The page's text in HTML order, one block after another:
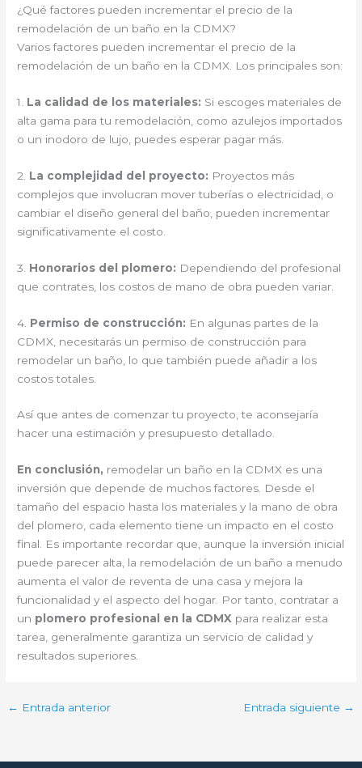
¿Qué factores pueden incrementar el precio de la
remodelación de un baño en la CDMX?
Varios factores pueden incrementar el precio de la
remodelación de un baño en la CDMX. Los principales son:
1. La calidad de los materiales: Si escoges materiales de
alta gama para tu remodelación, como azulejos importados
o un inodoro de lujo, puedes esperar pagar más.
2. La complejidad del proyecto: Proyectos más
complejos que involucran mover tuberías o electricidad, o
cambiar el diseño general del baño, pueden incrementar
significativamente el costo.
3. Honorarios del plomero: Dependiendo del profesional
que contrates, los costos de mano de obra pueden variar.
4. Permiso de construcción: En algunas partes de la
CDMX, necesitarás un permiso de construcción para
remodelar un baño, lo que también puede añadir a los
costos totales.
Así que antes de comenzar tu proyecto, te aconsejaría
hacer una estimación y presupuesto detallado.
En conclusión, remodelar un baño en la CDMX es una
inversión que depende de muchos factores. Desde el
tamaño del espacio hasta los materiales y la mano de obra
del plomero, cada elemento tiene un impacto en el costo
final. Es importante recordar que, aunque la inversión inicial
puede parecer alta, la remodelación de un baño a menudo
aumenta el valor de reventa de una casa y mejora la
funcionalidad y el aspecto del hogar. Por tanto, contratar a
un plomero profesional en la CDMX para realizar esta
tarea, generalmente garantiza un servicio de calidad y
resultados superiores.
← Entrada anterior Entrada siguiente →